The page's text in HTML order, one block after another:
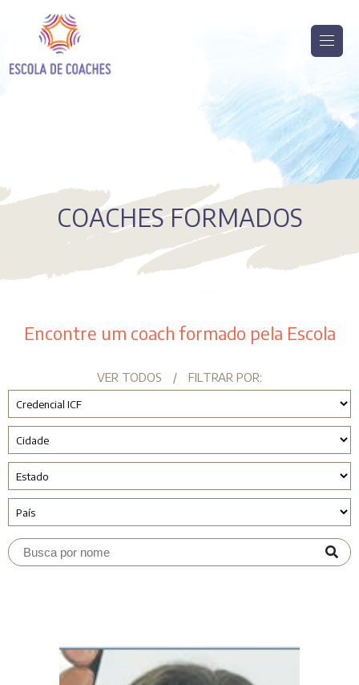
COACHES FORMADOS
Encontre um coach formado pela Escola
VER TODOS / FILTRAR POR: